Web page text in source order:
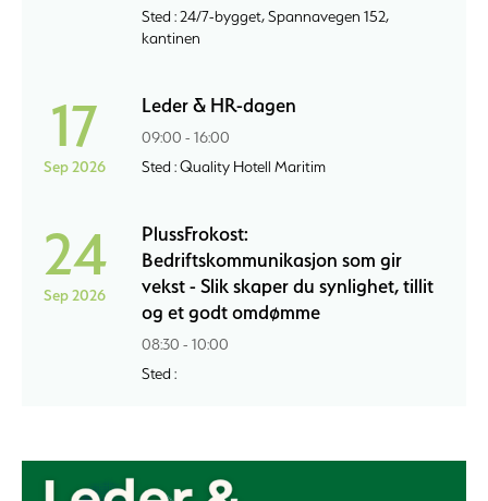
Sted : 24/7-bygget, Spannavegen 152,
kantinen
17
Sep 2026
Leder & HR-dagen
09:00 - 16:00
Sted : Quality Hotell Maritim
24
Sep 2026
PlussFrokost:
Bedriftskommunikasjon som gir
vekst - Slik skaper du synlighet, tillit
og et godt omdømme
08:30 - 10:00
Sted :